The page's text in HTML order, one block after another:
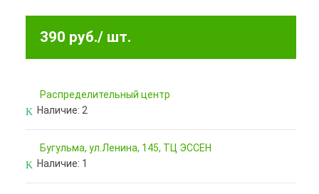
390 руб./ шт.
Pаспределительный центр
Наличие: 2
Бугульма, ул.Ленина, 145, ТЦ ЭССЕН
Наличие: 1